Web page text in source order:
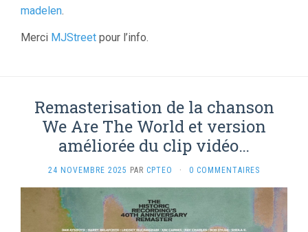
madelen.
Merci MJStreet pour l’info.
Remasterisation de la chanson
We Are The World et version
améliorée du clip vidéo…
24 NOVEMBRE 2025 PAR CPTEO · 0 COMMENTAIRES